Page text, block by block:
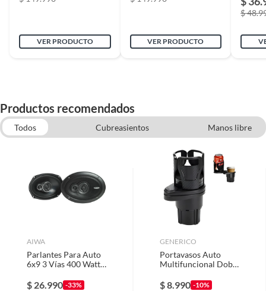
VER PRODUCTO VER PRODUCTO
$
Productos recomendados
Todos Cubreasientos
Manos libre
Cargadores y cables
Organizadores para autos
Baterias de Respaldo
AIWA
Parlantes Para Auto
6x9 3 Vías 400 Watts
$ 26.990 -33%
GENERICO
Portavasos Auto
Multifuncional Doble
360
$8.990 -10%